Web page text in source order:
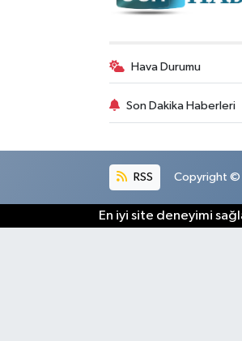
Hava Durumu
Son Dakika Haberleri
RSS Copyright ©
En iyi site deneyimi